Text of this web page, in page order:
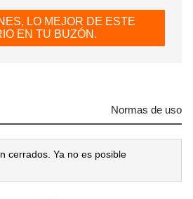
LO MEJOR DE ESTE
EN TU BUZÓN.
Normas de uso
cerrados. Ya no es posible